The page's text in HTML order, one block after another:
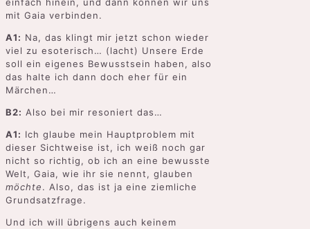
einfach hinein, und dann können wir uns
mit Gaia verbinden.
A1: Na, das klingt mir jetzt schon wieder
viel zu esoterisch… (lacht) Unsere Erde
soll ein eigenes Bewusstsein haben, also
das halte ich dann doch eher für ein
Märchen…
B2: Also bei mir resoniert das…
A1: Ich glaube mein Hauptproblem mit
dieser Sichtweise ist, ich weiß noch gar
nicht so richtig, ob ich an eine bewusste
Welt, Gaia, wie ihr sie nennt, glauben
möchte. Also, das ist ja eine ziemliche
Grundsatzfrage.
Und ich will übrigens auch keinem